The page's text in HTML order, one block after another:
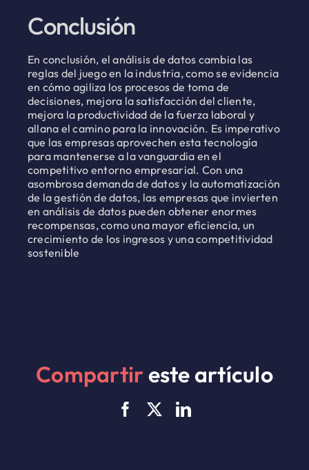
Conclusión
En conclusión, el análisis de datos cambia las
reglas del juego en la industria, como se evidencia
en cómo agiliza los procesos de toma de
decisiones, mejora la satisfacción del cliente,
mejora la productividad de la fuerza laboral y
allana el camino para la innovación. Es imperativo
que las empresas aprovechen esta tecnología
para mantenerse a la vanguardia en el
competitivo entorno empresarial. Con una
asombrosa demanda de datos y la automatización
de la gestión de datos, las empresas que invierten
en análisis de datos pueden obtener enormes
recompensas, como una mayor eficiencia, un
crecimiento de los ingresos y una competitividad
sostenible
Compartireste artículo